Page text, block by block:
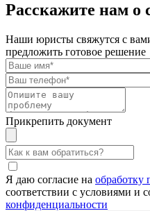
Расскажите нам о
Наши юристы свяжутся с
предложить готовое решение
Прикрепить документ
Я даю согласие на обработку
соответствии с условиями и
конфиденциальности